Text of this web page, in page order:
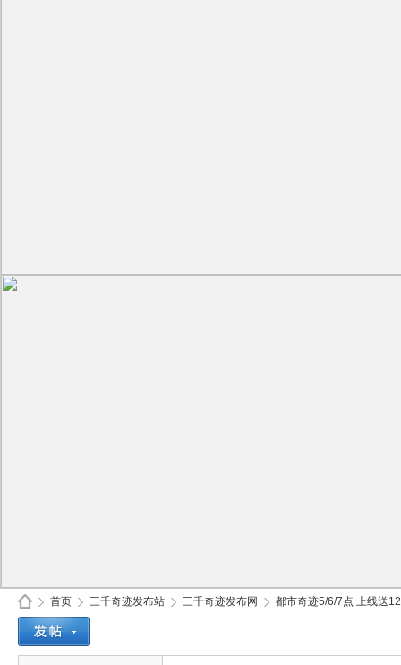
首页 三千奇迹发布站 三千奇迹发布网 都市奇迹5/6/7点 上线送